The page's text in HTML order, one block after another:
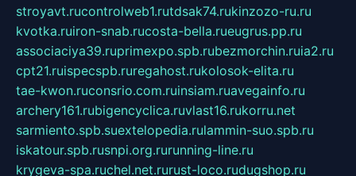
stroyavt.rucontrolweb1.rutdsak74.rukinzozo-ru.ru
kvotka.ruiron-snab.rucosta-bella.rueugrus.pp.ru
associaciya39.ruprimexpo.spb.rubezmorchin.ruia2.ru
cpt21.ruispecspb.ruregahost.rukolosok-elita.ru
tae-kwon.ruconsrio.com.ruinsiam.ruavegainfo.ru
archery161.rubigencyclica.ruvlast16.rukorru.net
sarmiento.spb.suextelopedia.rulammin-suo.spb.ru
iskatour.spb.rusnpi.org.rurunning-line.ru
krygeva-spa.ruchel.net.rurust-loco.rudugshop.ru